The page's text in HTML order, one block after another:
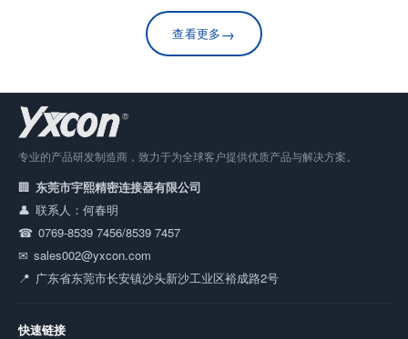
查看更多→
专业的产品研发制造商，致力于为全球客户提供优质产品与解决方案。
东莞市宇熙精密连接器有限公司
联系人：何春明
0769-8539 7456/8539 7457
sales002@yxcon.com
广东省东莞市长安镇沙头新沙工业区裕成路2号
快速链接